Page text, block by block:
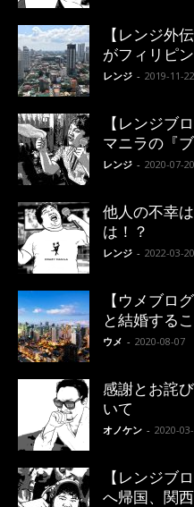
【レンジ外
がフィリピ
レンジ - 2019-11-22
【レンジブ
マニラの『
レンジ - 2020-07-20
他人の不幸
は！？
レンジ - 2022-03-20
【ウメブロ
と結婚する
ウメ - 2020-08-07
感謝とお詫
いて
オノケン - 2020-
【レンジブ
へ帰国、関